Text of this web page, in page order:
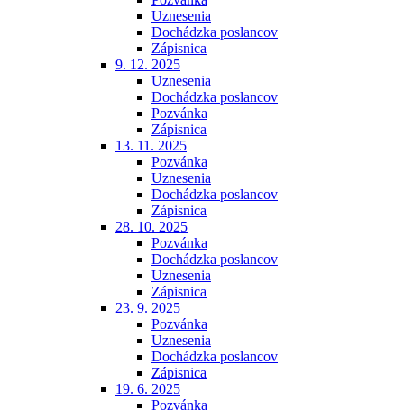
Uznesenia
Dochádzka poslancov
Zápisnica
9. 12. 2025
Uznesenia
Dochádzka poslancov
Pozvánka
Zápisnica
13. 11. 2025
Pozvánka
Uznesenia
Dochádzka poslancov
Zápisnica
28. 10. 2025
Pozvánka
Dochádzka poslancov
Uznesenia
Zápisnica
23. 9. 2025
Pozvánka
Uznesenia
Dochádzka poslancov
Zápisnica
19. 6. 2025
Pozvánka